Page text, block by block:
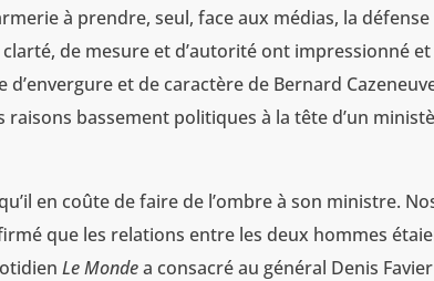
à prendre, seul, face aux médias, la défense
de mesure et d’autorité ont impressionné et
et de caractère de Bernard
bassement politiques à la tête d’un
en coûte de faire de l’ombre à son ministre.
que les relations entre les deux hommes
Le Mondea consacré au général Denis Favier